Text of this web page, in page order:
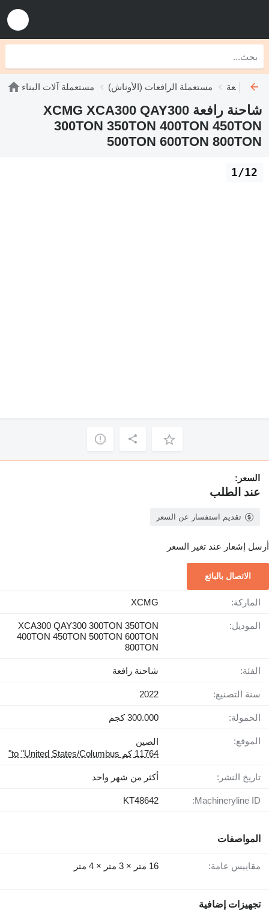
مستعملة آلات البناء مستعملة الرافعات (الأوناش) رافعة
شاحنة رافعة XCMG XCA300 QAY300
300TON 350TON 400TON 450TON
500TON 600TON 800TON
1/12
السعر:
عند الطلب
تقديم استفسار عن السعر
أرسل إشعار عند تغير السعر
الاتصال بالبائع
الماركة: XCMG
الموديل:
XCA300 QAY300 300TON 350TON
400TON 450TON 500TON 600TON
800TON
الفئة: شاحنة رافعة
سنة التصنيع: 2022
الحمولة: 300.000 كجم
الموقع:
الصين
11764 كم to "United States/Columbus"
تاريخ النشر: أكثر من شهر واحد
Machineryline ID:
KT48642
المواصفات
مقاييس عامة: 16 متر × 3 متر × 4 متر
تجهيزات إضافية